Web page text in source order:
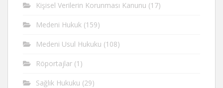
Kişisel Verilerin Korunması Kanunu (17)
Medeni Hukuk (159)
Medeni Usul Hukuku (108)
Röportajlar (1)
Sağlık Hukuku (29)